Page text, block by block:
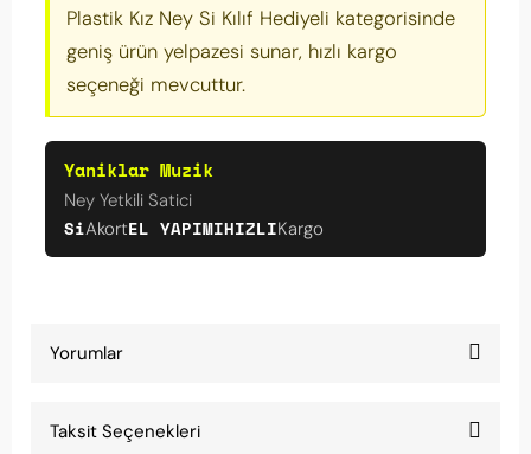
Plastik Kız Ney Si Kılıf Hediyeli kategorisinde
geniş ürün yelpazesi sunar, hızlı kargo
seçeneği mevcuttur.
Yaniklar Muzik
Ney Yetkili Satici
SiAkortEL YAPIMIHIZLIKargo
Yorumlar
Taksit Seçenekleri